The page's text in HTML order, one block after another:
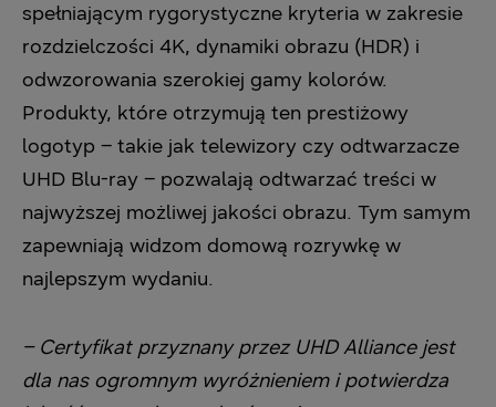
spełniającym rygorystyczne kryteria w zakresie
rozdzielczości 4K, dynamiki obrazu (HDR) i
odwzorowania szerokiej gamy kolorów.
Produkty, które otrzymują ten prestiżowy
logotyp – takie jak telewizory czy odtwarzacze
UHD Blu-ray – pozwalają odtwarzać treści w
najwyższej możliwej jakości obrazu. Tym samym
zapewniają widzom domową rozrywkę w
najlepszym wydaniu.
– Certyfikat przyznany przez UHD Alliance jest
dla nas ogromnym wyróżnieniem i potwierdza